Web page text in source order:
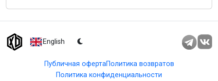
English
Публичная офертаПолитика возвратов
Политика конфиденциальности